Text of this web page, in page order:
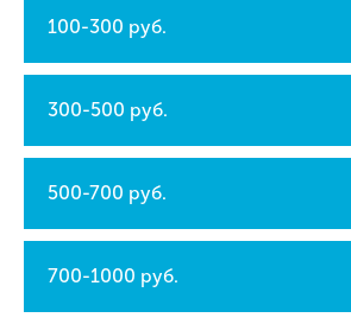
100-300 руб.
300-500 руб.
500-700 руб.
700-1000 руб.